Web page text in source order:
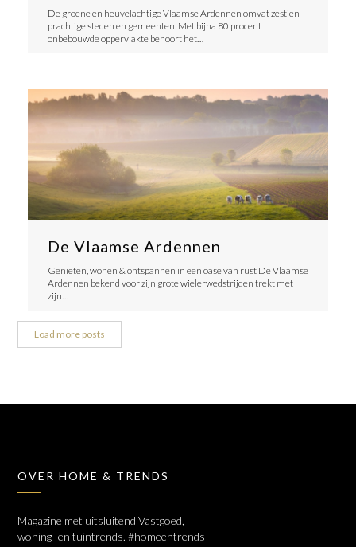
De groene en heuvelachtige Vlaamse Ardennen omvat zestien
prachtige steden en gemeenten. Met bijna 80 procent
onbebouwde oppervlakte behoort het…
De Vlaamse Ardennen
Genieten, wonen & ontspannen in een oase van rust De Vlaamse
Ardennen bekend voor zijn grote wielerwedstrijden trekt met
zijn…
Load more posts
OVER HOME & TRENDS
Magazine met uitsluitend Vastgoed,
woning -en tuintrends. #homeentrends